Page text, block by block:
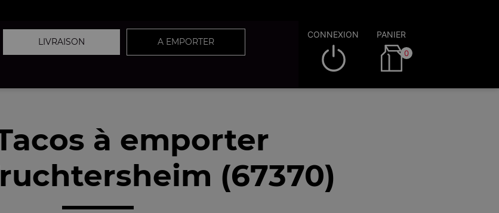
LIVRAISON A EMPORTER
CONNEXION PANIER
0
à emporter
(67370)